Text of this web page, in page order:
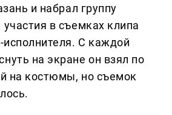
и набрал группу
в съемках клипа
исполнителя. С каждой
на экране он взял по
на костюмы, но съемок